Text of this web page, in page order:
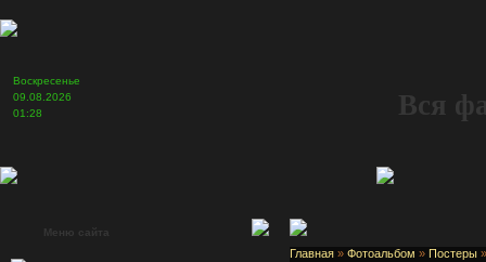
Воскресенье
09.08.2026
01:28
Вся
Меню сайта
Главная » Фотоальбом » Постеры